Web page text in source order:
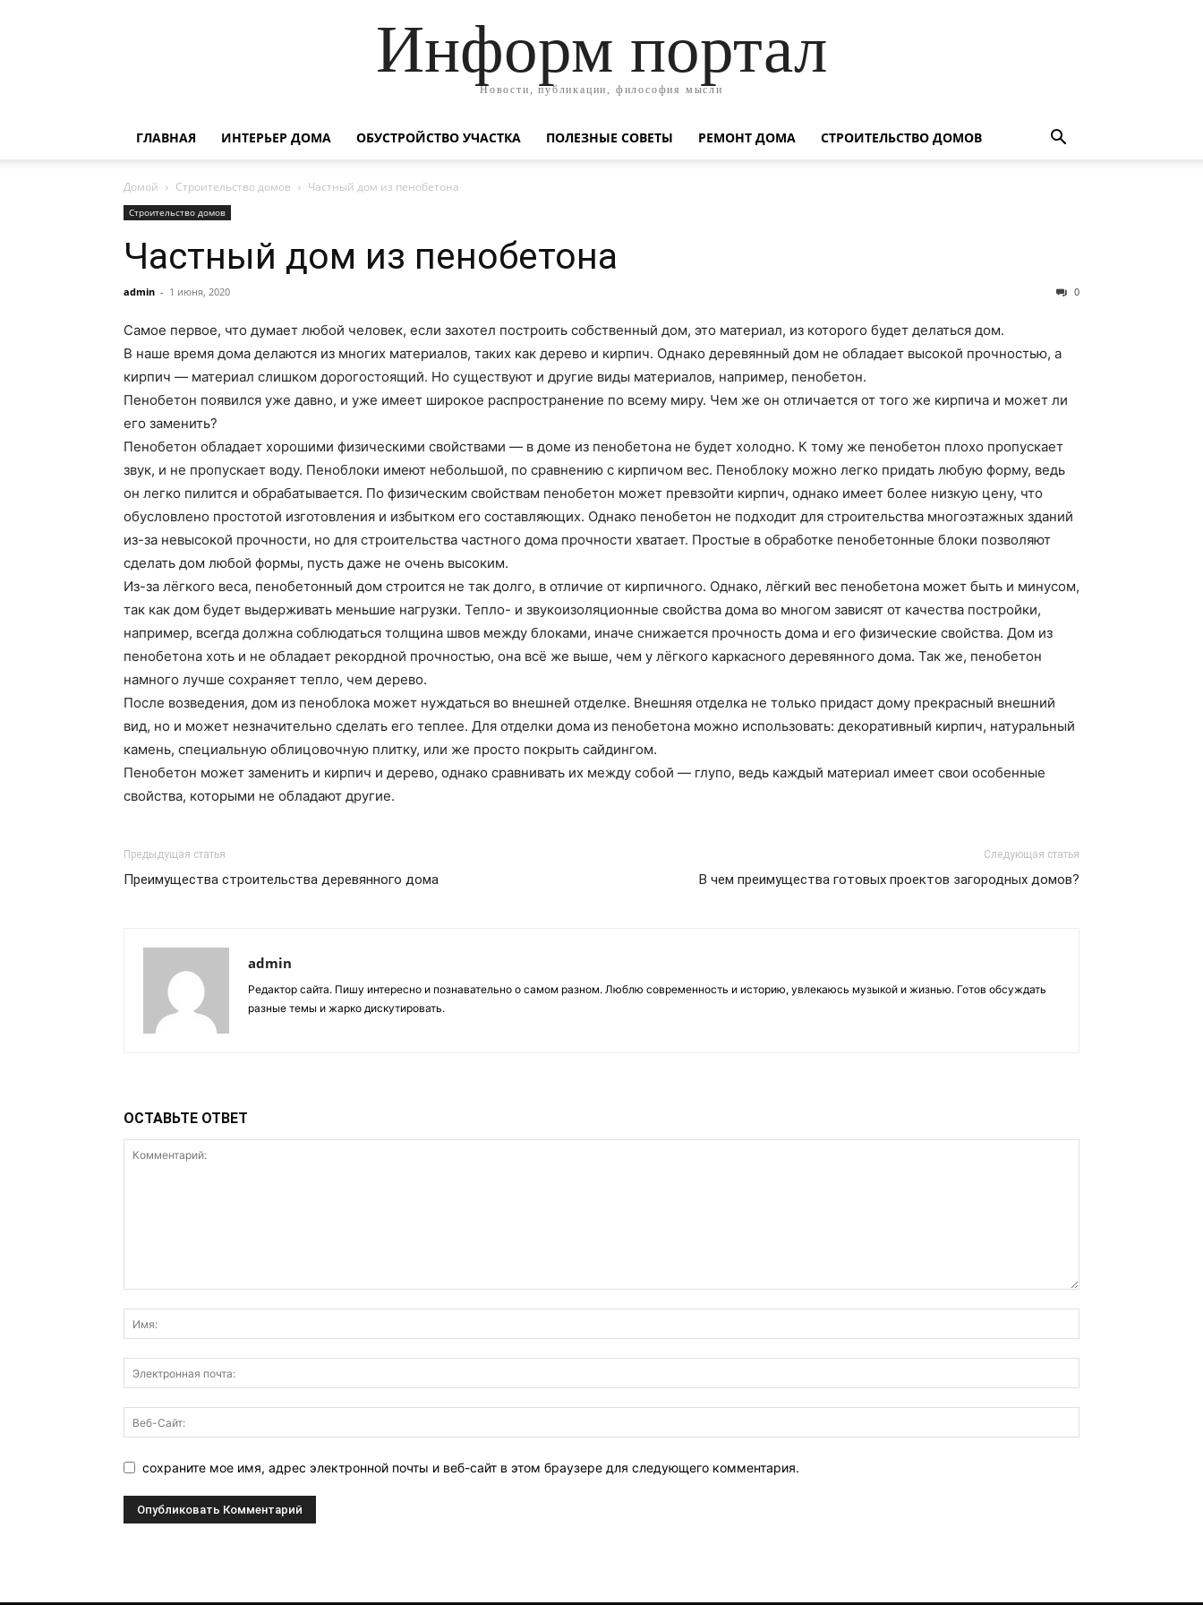
Информ портал
Новости, публикации, философия мысли
ГЛАВНАЯ ИНТЕРЬЕР ДОМА ОБУСТРОЙСТВО УЧАСТКА ПОЛЕЗНЫЕ СОВЕТЫ РЕМОНТ ДОМА СТРОИТЕЛЬСТВО ДОМОВ
Домой Строительство домов Частный дом из пенобетона
Строительство домов
Частный дом из пенобетона
admin - 1 июня, 2020 0
Самое первое, что думает любой человек, если захотел построить собственный дом, это материал, из которого будет делаться дом.
В наше время дома делаются из многих материалов, таких как дерево и кирпич. Однако деревянный дом не обладает высокой прочностью, а
кирпич — материал слишком дорогостоящий. Но существуют и другие виды материалов, например, пенобетон.
Пенобетон появился уже давно, и уже имеет широкое распространение по всему миру. Чем же он отличается от того же кирпича и может ли
его заменить?
Пенобетон обладает хорошими физическими свойствами — в доме из пенобетона не будет холодно. К тому же пенобетон плохо пропускает
звук, и не пропускает воду. Пеноблоки имеют небольшой, по сравнению с кирпичом вес. Пеноблоку можно легко придать любую форму, ведь
он легко пилится и обрабатывается. По физическим свойствам пенобетон может превзойти кирпич, однако имеет более низкую цену, что
обусловлено простотой изготовления и избытком его составляющих. Однако пенобетон не подходит для строительства многоэтажных зданий
из-за невысокой прочности, но для строительства частного дома прочности хватает. Простые в обработке пенобетонные блоки позволяют
сделать дом любой формы, пусть даже не очень высоким.
Из-за лёгкого веса, пенобетонный дом строится не так долго, в отличие от кирпичного. Однако, лёгкий вес пенобетона может быть и минусом,
так как дом будет выдерживать меньшие нагрузки. Тепло- и звукоизоляционные свойства дома во многом зависят от качества постройки,
например, всегда должна соблюдаться толщина швов между блоками, иначе снижается прочность дома и его физические свойства. Дом из
пенобетона хоть и не обладает рекордной прочностью, она всё же выше, чем у лёгкого каркасного деревянного дома. Так же, пенобетон
намного лучше сохраняет тепло, чем дерево.
После возведения, дом из пеноблока может нуждаться во внешней отделке. Внешняя отделка не только придаст дому прекрасный внешний
вид, но и может незначительно сделать его теплее. Для отделки дома из пенобетона можно использовать: декоративный кирпич, натуральный
камень, специальную облицовочную плитку, или же просто покрыть сайдингом.
Пенобетон может заменить и кирпич и дерево, однако сравнивать их между собой — глупо, ведь каждый материал имеет свои особенные
свойства, которыми не обладают другие.
Предыдущая статья
Преимущества строительства деревянного дома
Следующая статья
В чем преимущества готовых проектов загородных домов?
admin
Редактор сайта. Пишу интересно и познавательно о самом разном. Люблю современность и историю, увлекаюсь музыкой и жизнью. Готов обсуждать
разные темы и жарко дискутировать.
ОСТАВЬТЕ ОТВЕТ
сохраните мое имя, адрес электронной почты и веб-сайт в этом браузере для следующего комментария.